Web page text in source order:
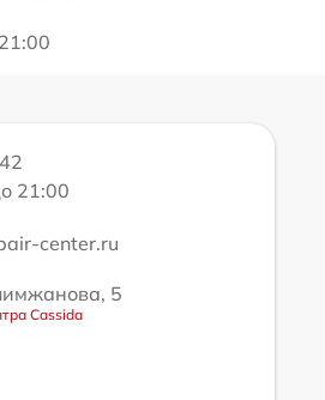
21:00
center.ru
5
Cassida